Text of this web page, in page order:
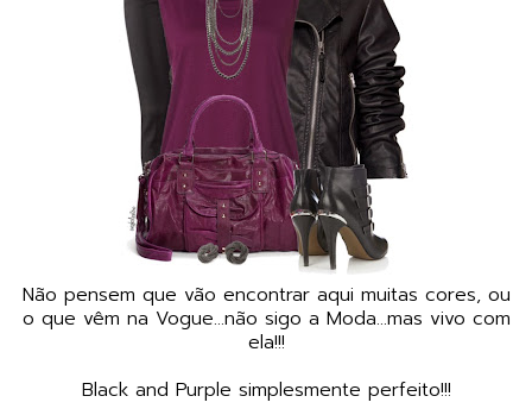
Não pensem que vão encontrar aqui muitas cores, ou
o que vêm na Vogue...não sigo a Moda...mas vivo com
ela!!!
Black and Purple simplesmente perfeito!!!